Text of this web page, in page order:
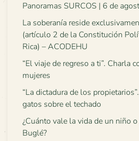
Panoramas SURCOS | 6 de
La soberanía reside
(artículo 2 de la Constitución
Rica) – ACODEHU
“El viaje de regreso a ti”. Charla
mujeres
“La dictadura de los
gatos sobre el techado
¿Cuánto vale la vida de un niño
Buglé?